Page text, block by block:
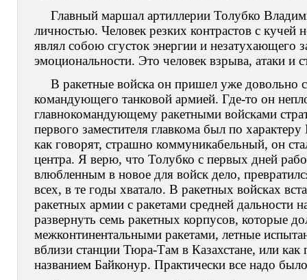
Главный маршал артиллерии Толубко
личностью. Человек резких контрастов с кучей
являл собою сгусток энергии и незатухающего
эмоциональности. Это человек взрыва, атаки и
В ракетные войска он пришел уже довольно
командующего танковой армией. Где-то он
главнокомандующему ракетными войсками
первого заместителя главкома был по
как говорят, страшно коммуникабельный, он
центра. Я верю, что Толубко с первых дней
влюбленным в новое для войск дело,
всех, в те годы хватало. В ракетных войсках
ракетных армии с ракетами средней дальности
развернуть семь ракетных корпусов, которые
межконтинентальными ракетами, летные
вблизи станции Тюра-Там в Казахстане, или
названием Байконур. Практически все надо